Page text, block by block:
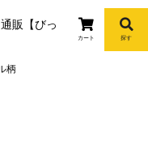
カート 探す
柄